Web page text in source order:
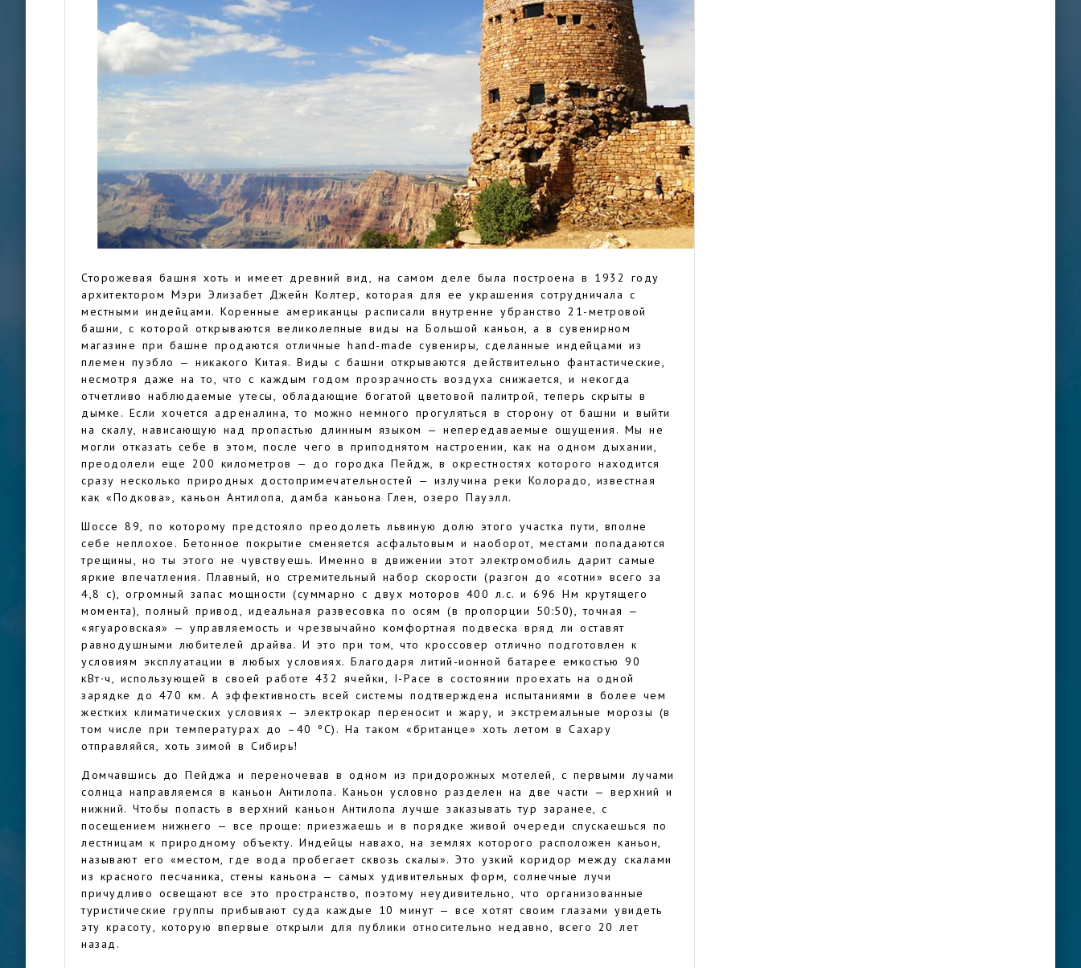
Сторожевая башня хоть и имеет древний вид, на самом деле была построена в 1932 году
архитектором Мэри Элизабет Джейн Колтер, которая для ее украшения сотрудничала с
местными индейцами. Коренные американцы расписали внутренне убранство 21-метровой
башни, с которой открываются великолепные виды на Большой каньон, а в сувенирном
магазине при башне продаются отличные hand-made сувениры, сделанные индейцами из
племен пуэбло — никакого Китая. Виды с башни открываются действительно фантастические,
несмотря даже на то, что с каждым годом прозрачность воздуха снижается, и некогда
отчетливо наблюдаемые утесы, обладающие богатой цветовой палитрой, теперь скрыты в
дымке. Если хочется адреналина, то можно немного прогуляться в сторону от башни и выйти
на скалу, нависающую над пропастью длинным языком — непередаваемые ощущения. Мы не
могли отказать себе в этом, после чего в приподнятом настроении, как на одном дыхании,
преодолели еще 200 километров — до городка Пейдж, в окрестностях которого находится
сразу несколько природных достопримечательностей — излучина реки Колорадо, известная
как «Подкова», каньон Антилопа, дамба каньона Глен, озеро Пауэлл.
Шоссе 89, по которому предстояло преодолеть львиную долю этого участка пути, вполне
себе неплохое. Бетонное покрытие сменяется асфальтовым и наоборот, местами попадаются
трещины, но ты этого не чувствуешь. Именно в движении этот электромобиль дарит самые
яркие впечатления. Плавный, но стремительный набор скорости (разгон до «сотни» всего за
4,8 с), огромный запас мощности (суммарно с двух моторов 400 л.с. и 696 Нм крутящего
момента), полный привод, идеальная развесовка по осям (в пропорции 50:50), точная —
«ягуаровская» — управляемость и чрезвычайно комфортная подвеска вряд ли оставят
равнодушными любителей драйва. И это при том, что кроссовер отлично подготовлен к
условиям эксплуатации в любых условиях. Благодаря литий-ионной батарее емкостью 90
кВт∙ч, использующей в своей работе 432 ячейки, I-Pace в состоянии проехать на одной
зарядке до 470 км. А эффективность всей системы подтверждена испытаниями в более чем
жестких климатических условиях — электрокар переносит и жару, и экстремальные морозы (в
том числе при температурах до –40 ºC). На таком «британце» хоть летом в Сахару
отправляйся, хоть зимой в Сибирь!
Домчавшись до Пейджа и переночевав в одном из придорожных мотелей, с первыми лучами
солнца направляемся в каньон Антилопа. Каньон условно разделен на две части — верхний и
нижний. Чтобы попасть в верхний каньон Антилопа лучше заказывать тур заранее, с
посещением нижнего — все проще: приезжаешь и в порядке живой очереди спускаешься по
лестницам к природному объекту. Индейцы навахо, на землях которого расположен каньон,
называют его «местом, где вода пробегает сквозь скалы». Это узкий коридор между скалами
из красного песчаника, стены каньона — самых удивительных форм, солнечные лучи
причудливо освещают все это пространство, поэтому неудивительно, что организованные
туристические группы прибывают суда каждые 10 минут — все хотят своим глазами увидеть
эту красоту, которую впервые открыли для публики относительно недавно, всего 20 лет
назад.